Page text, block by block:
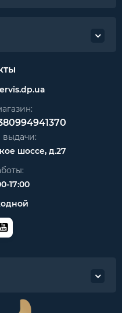
выдачи:
шоссе, д.27
17:00